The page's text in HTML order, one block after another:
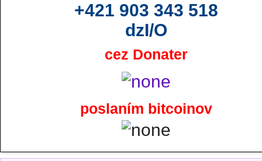
+421 903 343 518
dzI/O
cez Donater
poslaním bitcoinov